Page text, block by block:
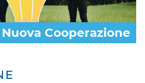
Nuova Cooperazione